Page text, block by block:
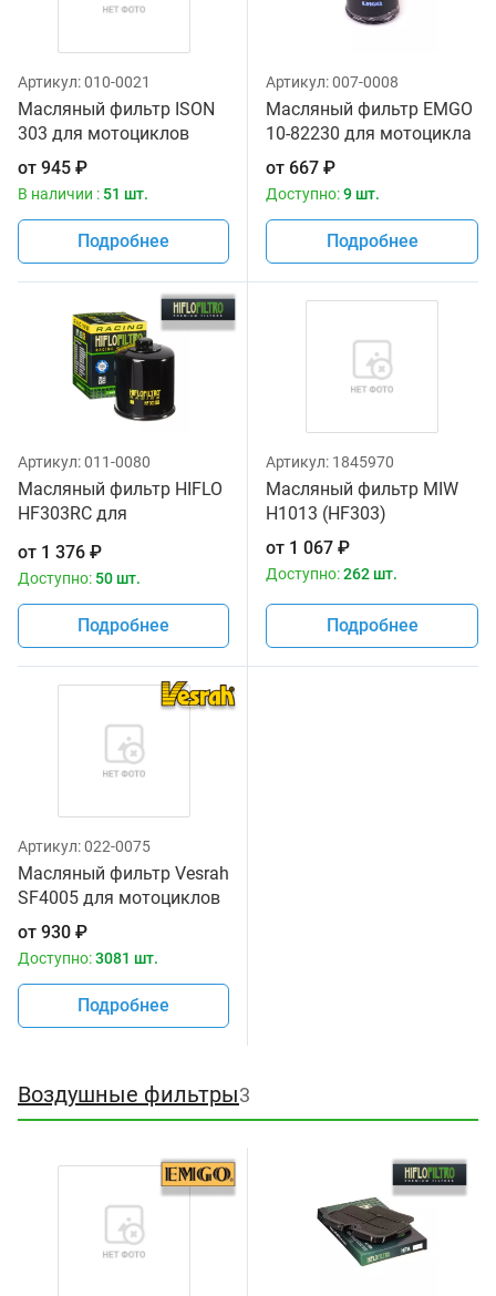
Артикул:010-0021
Масляный фильтр ISON
303 для мотоциклов
от 945 ₽
В наличии : 51 шт.
Подробнее
Артикул:007-0008
Масляный фильтр EMGO
10-82230 для мотоцикла
от 667 ₽
Доступно:9 шт.
Подробнее
Артикул:011-0080
Масляный фильтр HIFLO
HF303RC для
от 1 376 ₽
Доступно: 50 шт.
Подробнее
Артикул: 1845970
Масляный фильтр MIW
H1013 (HF303)
от 1 067 ₽
Доступно:262 шт.
Подробнее
Артикул:022-0075
Масляный фильтр Vesrah
SF4005 для мотоциклов
от 930 ₽
Доступно:3081 шт.
Подробнее
Воздушные фильтры3